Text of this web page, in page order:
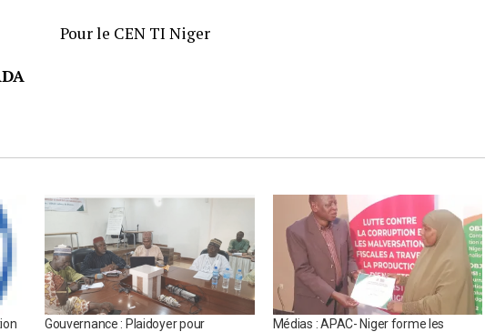
TI Niger
Gouvernance : Plaidoyer pour
Médias : APAC- Niger forme les